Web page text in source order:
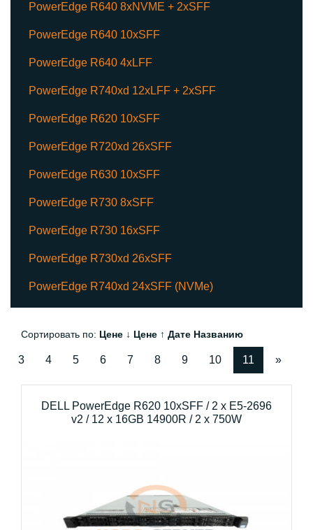
PowerEdge R640 8xNVME + 2xSFF
PowerEdge R640 10xSFF
PowerEdge R640 4xLFF
PowerEdge R740xd 12xLFF + 2xSFF
PowerEdge R620 10xSFF
PowerEdge R720xd 26xSFF
PowerEdge R630 10xSFF
PowerEdge R730 8xSFF
PowerEdge R730 16xSFF
PowerEdge R730xd 26xSFF
PowerEdge R740xd 24xSFF (NVMe)
Сортировать по: Цене ↓ Цене ↑ Дате Названию
3 4 5 6 7 8 9 10 11 »
DELL PowerEdge R620 10xSFF / 2 x E5-2696
v2 / 12 x 16GB 14900R / 2 x 750W